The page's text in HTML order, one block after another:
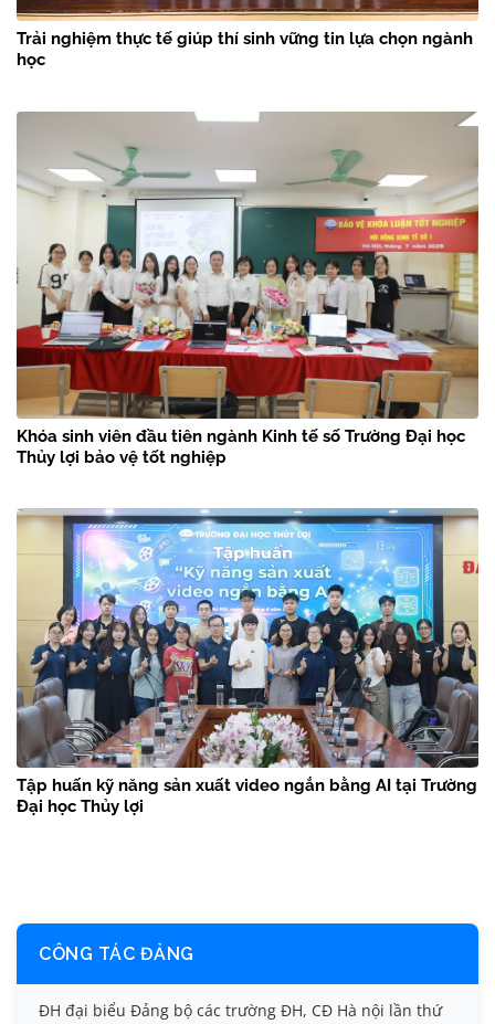
Trải nghiệm thực tế giúp thí sinh vững tin lựa chọn ngành
học
Khóa sinh viên đầu tiên ngành Kinh tế số Trường Đại học
Thủy lợi bảo vệ tốt nghiệp
Tập huấn kỹ năng sản xuất video ngắn bằng AI tại Trường
Đại học Thủy lợi
CÔNG TÁC ĐẢNG
ĐH đại biểu Đảng bộ các trường ĐH, CĐ Hà nội lần thứ